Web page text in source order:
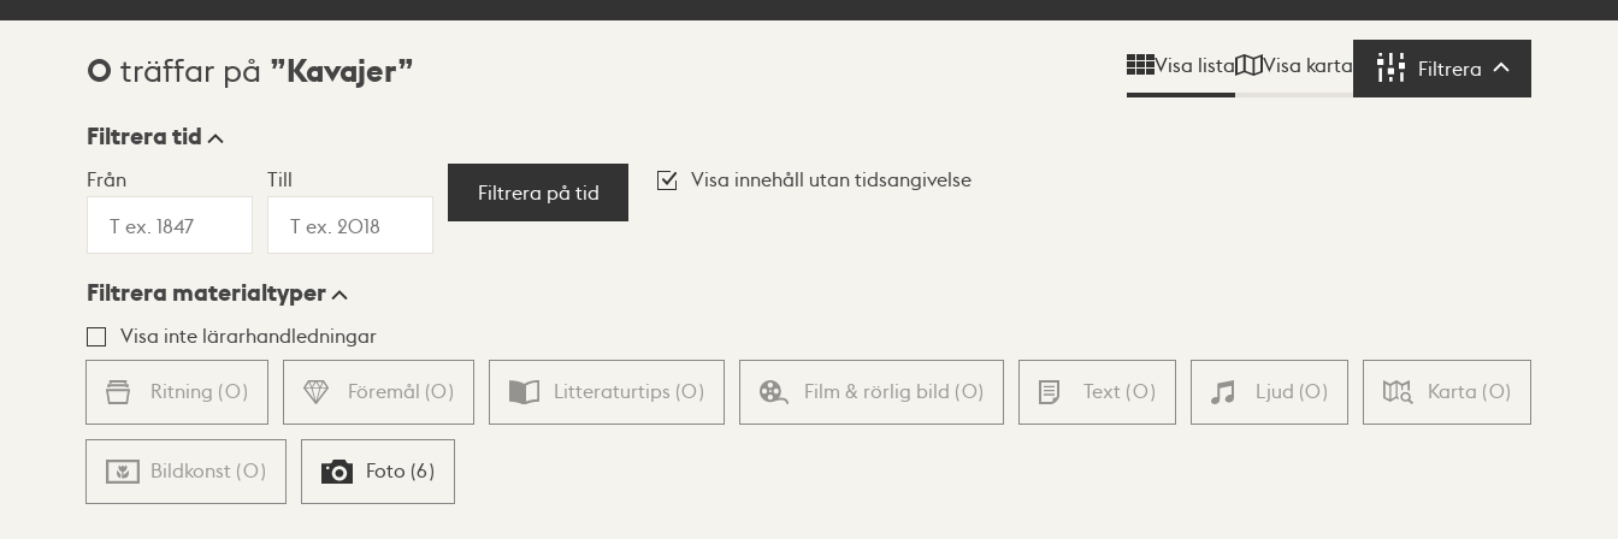
Sökresultat
0 träffar på Kavajer Visa lista Visa karta Filtrera Filtrera
Visningsläge
Lista Karta
Filtrera tid
Från Till
Filtrera på tid
Visa innehåll utan tidsangivelse
Filtrera materialtyper
Visa inte lärarhandledningar
Ritning (0) Föremål (0) Litteraturtips (0) Film & rörlig bild (0) Text (0) Ljud (0) Karta (0)
Bildkonst (0) Foto (6)